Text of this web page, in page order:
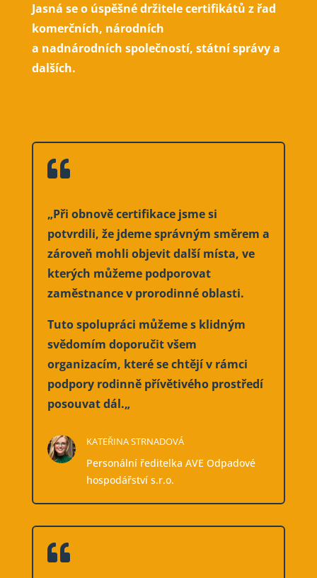
Jasná se o úspěšné držitele certifikátů z řad
komerčních, národních
a nadnárodních společností, státní správy a
dalších.

„Při obnově certifikace jsme si
potvrdili, že jdeme správným směrem a
zároveň mohli objevit další místa, ve
kterých můžeme podporovat
zaměstnance v prorodinné oblasti.
Tuto spolupráci můžeme s klidným
svědomím doporučit všem
organizacím, které se chtějí v rámci
podpory rodinně přívětivého prostředí
posouvat dál.„
KATEŘINA STRNADOVÁ
Personální ředitelka AVE Odpadové
hospodářství s.r.o.
